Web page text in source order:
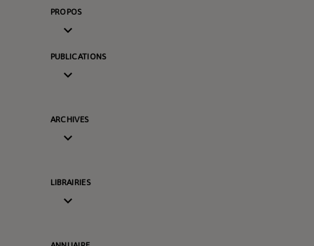
PROPOS

PUBLICATIONS

ARCHIVES

LIBRAIRIES
